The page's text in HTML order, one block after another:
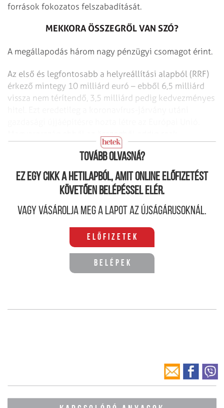
források fokozatos felszabadítását.
MEKKORA ÖSSZEGRŐL VAN SZÓ?
A megállapodás három nagy pénzügyi csomagot érint.
Az első és legfontosabb a helyreállítási alapból (RRF)
érkező mint­egy 10 milliárd euró – ebből 6,5 milliárd
vissza nem térítendő, 3,5 milliárd pedig kedvezményes
korlátozottan tudott részesülni.
Tovább olvasná?
Ez egy cikk a hetilapból, amit online előfizetést
követően belépéssel elér.
Vagy vásárolja meg a lapot az újságárusoknál.
Előfizetek
Belépek